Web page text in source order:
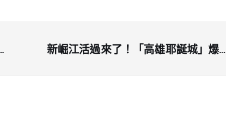
新崛江活過來了！「高雄耶誕城」爆滿